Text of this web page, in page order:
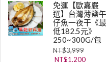
免運【歐嘉嚴
選】台灣薄鹽午
仔魚一夜干《最
低182.5元》
250~300G/包
NT$3,999
NT$1,200